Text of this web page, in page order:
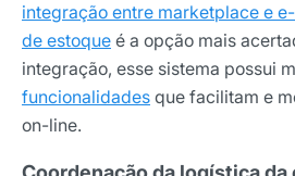
integração entre marketplace e
de estoque é a opção mais
integração, esse sistema possui
funcionalidades que facilitam e
on-line.